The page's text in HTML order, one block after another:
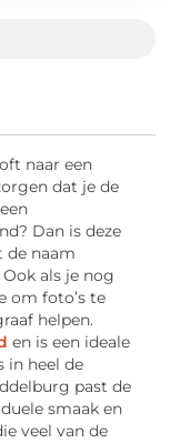
naar een
dat je de
Dan is deze
naam
Ook als je nog
om foto’s te
helpen.
en is een ideale
in heel de
past de
smaak en
veel van de